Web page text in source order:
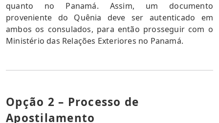
quanto no Panamá. Assim, um documento
proveniente do Quênia deve ser autenticado em
ambos os consulados, para então prosseguir com o
Ministério das Relações Exteriores no Panamá.
Opção 2 – Processo de
Apostilamento